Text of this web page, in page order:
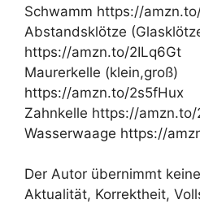
Schwamm https://
Abstandsklötze
https://amzn.to/2ILq6Gt
Maurerkelle (klein,groß)
https://amzn.to/2s5fHux
Zahnkelle https://amzn.to/
Wasserwaage https://
Der Autor übernimmt
Aktualität, Korrektheit,